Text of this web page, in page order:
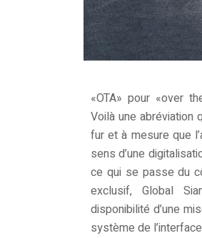
«OTA» pour «over
Voilà une abréviation
fur et à mesure que
sens d’une
ce qui se passe du
exclusif, Global
disponibilité d’une
système de